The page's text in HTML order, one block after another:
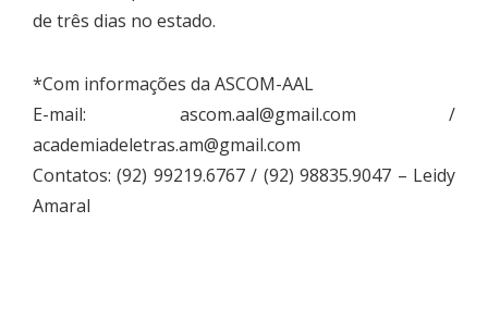
de três dias no estado.
*Com informações da ASCOM-AAL
E-mail: ascom.aal@gmail.com /
academiadeletras.am@gmail.com
Contatos: (92) 99219.6767 / (92) 98835.9047 – Leidy
Amaral